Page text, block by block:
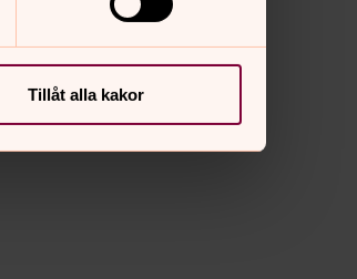
Tillåt alla kakor